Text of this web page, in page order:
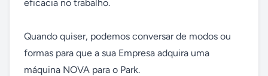
eficacia no trabalho.
Quando quiser, podemos conversar de modos ou
formas para que a sua Empresa adquira uma
máquina NOVA para o Park.